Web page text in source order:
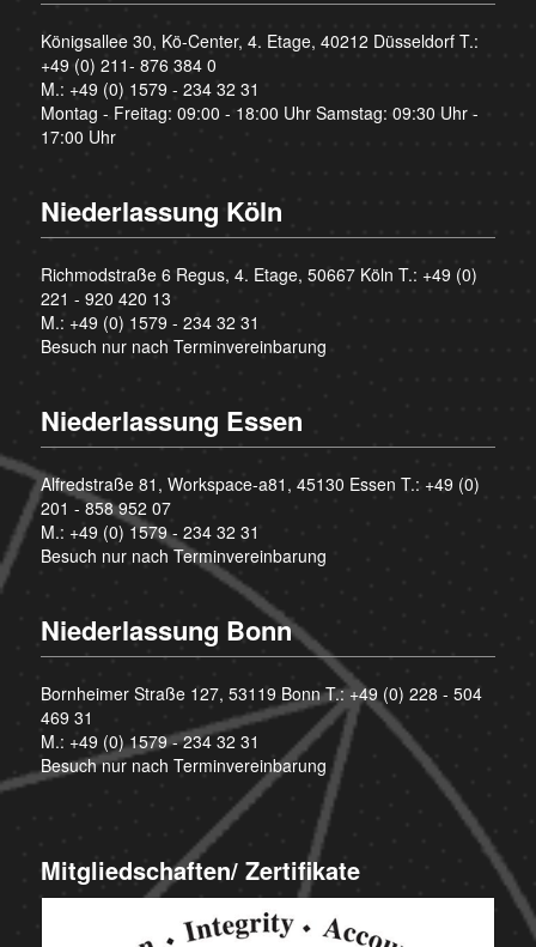
Königsallee 30, Kö-Center, 4. Etage, 40212 Düsseldorf T.:
+49 (0) 211- 876 384 0
M.: +49 (0) 1579 - 234 32 31
Montag - Freitag: 09:00 - 18:00 Uhr Samstag: 09:30 Uhr -
17:00 Uhr
Niederlassung Köln
Richmodstraße 6 Regus, 4. Etage, 50667 Köln T.: +49 (0)
221 - 920 420 13
M.: +49 (0) 1579 - 234 32 31
Besuch nur nach Terminvereinbarung
Niederlassung Essen
Alfredstraße 81, Workspace-a81, 45130 Essen T.: +49 (0)
201 - 858 952 07
M.: +49 (0) 1579 - 234 32 31
Besuch nur nach Terminvereinbarung
Niederlassung Bonn
Bornheimer Straße 127, 53119 Bonn T.:+49 (0) 228 - 504
469 31
M.: +49 (0) 1579 - 234 32 31
Besuch nur nach Terminvereinbarung
Mitgliedschaften/ Zertifikate